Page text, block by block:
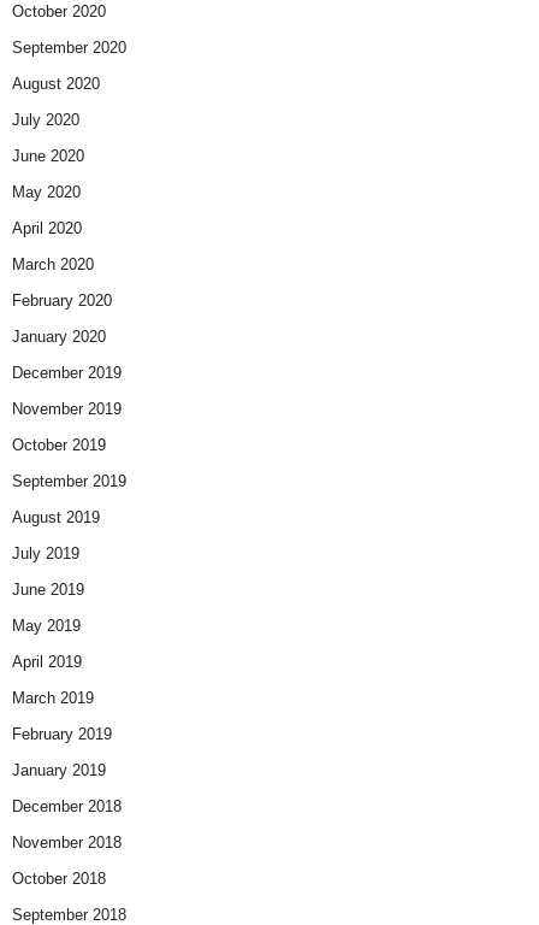
October 2020
September 2020
August 2020
July 2020
June 2020
May 2020
April 2020
March 2020
February 2020
January 2020
December 2019
November 2019
October 2019
September 2019
August 2019
July 2019
June 2019
May 2019
April 2019
March 2019
February 2019
January 2019
December 2018
November 2018
October 2018
September 2018